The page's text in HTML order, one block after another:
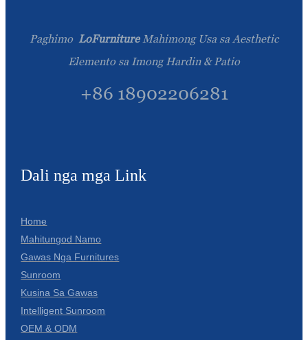
Paghimo LoFurnitureMahimong Usa sa Aesthetic
Elemento sa Imong Hardin & Patio
+86 18902206281
Dali nga mga Link
Home
Mahitungod Namo
Gawas Nga Furnitures
Sunroom
Kusina Sa Gawas
Intelligent Sunroom
OEM & ODM